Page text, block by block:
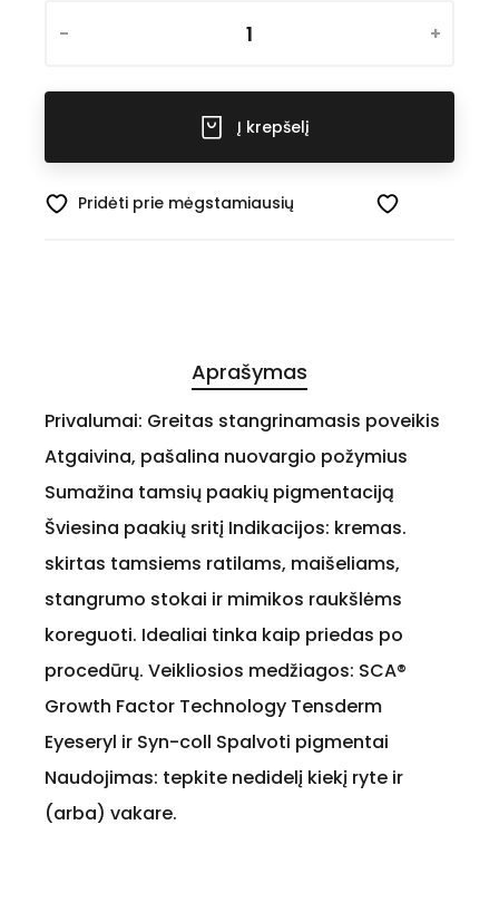
- +
Į krepšelį
Pridėti prie mėgstamiausių
Aprašymas
Privalumai: Greitas stangrinamasis poveikis
Atgaivina, pašalina nuovargio požymius
Sumažina tamsių paakių pigmentaciją
Šviesina paakių sritį Indikacijos: kremas.
skirtas tamsiems ratilams, maišeliams,
stangrumo stokai ir mimikos raukšlėms
koreguoti. Idealiai tinka kaip priedas po
procedūrų. Veikliosios medžiagos: SCA®
Growth Factor Technology Tensderm
Eyeseryl ir Syn-coll Spalvoti pigmentai
Naudojimas: tepkite nedidelį kiekį ryte ir
(arba) vakare.